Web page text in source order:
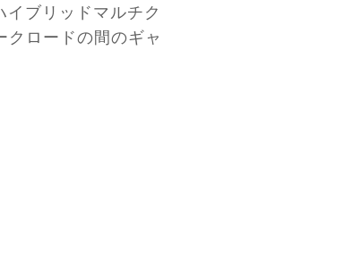
ブリッドマルチク
ロードの間のギャ